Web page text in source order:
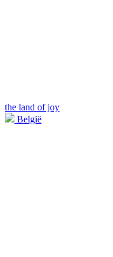
the land of joy
België